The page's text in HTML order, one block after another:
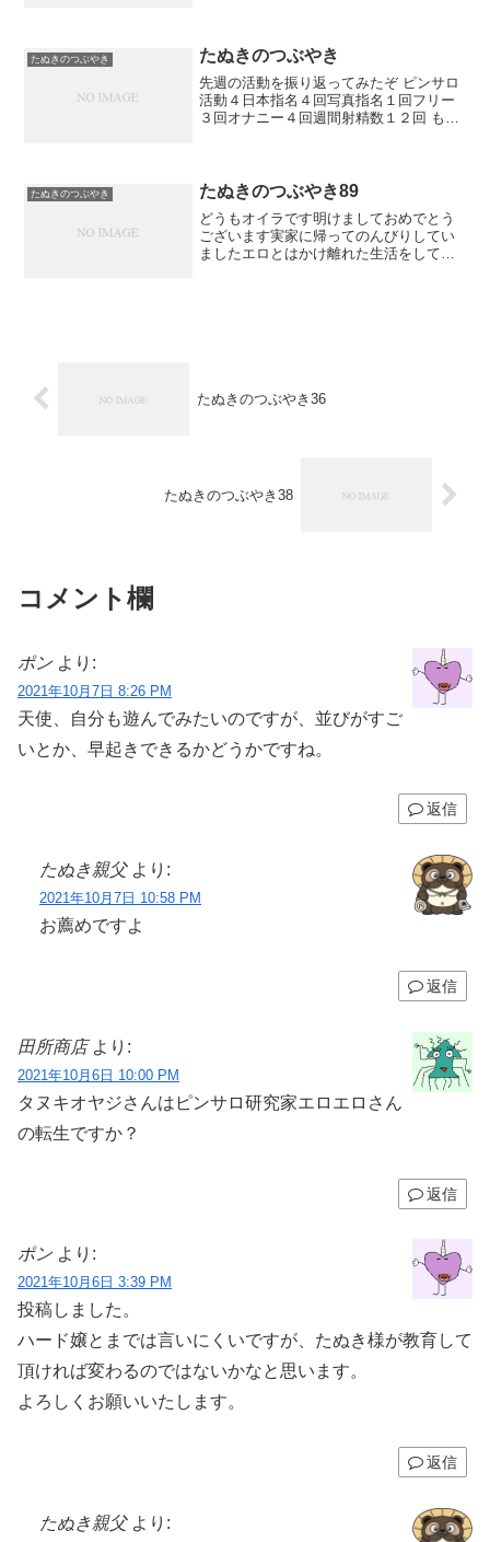
たぬきのつぶやき たぬきのつぶやき
先週の活動を振り返ってみたぞ ピンサロ
活動４日本指名４回写真指名１回フリー
３回オナニー４回週間射精数１２回 もう
たぬきのつぶやき たぬきのつぶやき89
どうもオイラです明けましておめでとう
ございます実家に帰ってのんびりしてい
ましたエロとはかけ離れた生活をしてい
たぬきのつぶやき36
たぬきのつぶやき38
コメント欄
ポン より:
2021年10月7日 8:26 PM
天使、自分も遊んでみたいのですが、並びがすご
いとか、早起きできるかどうかですね。
返信
たぬき親父 より:
2021年10月7日 10:58 PM
お薦めですよ
返信
田所商店 より:
2021年10月6日 10:00 PM
タヌキオヤジさんはピンサロ研究家エロエロさん
の転生ですか？
返信
ポン より:
2021年10月6日 3:39 PM
投稿しました。
ハード嬢とまでは言いにくいですが、たぬき様が教育して
頂ければ変わるのではないかなと思います。
よろしくお願いいたします。
返信
たぬき親父 より: